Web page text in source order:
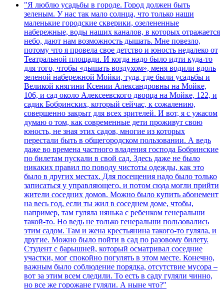
"Я люблю усадьбы в городе. Город должен быть
зеленым. У нас так мало солнца, что только наши
маленькие городские скверики, озелененные
набережные, воды наших каналов, в которых отражается
небо, дают нам возможность дышать. Мне повезло,
потому что я провела свое детство и юность недалеко от
Театральной площади. И когда надо было идти куда-то
для того, чтобы «дышать воздухом», меня водили вдоль
зеленой набережной Мойки, туда, где были усадьбы и
Великой княгини Ксении Александровны на Мойке,
106, и сад около Алексеевского дворца на Мойке, 122, и
садик Бобринских, который сейчас, к сожалению,
совершенно закрыт для всех зрителей. И вот, я с ужасом
думаю о том, как современные дети проживут свою
юность, не зная этих садов, многие из которых
перестали быть в общегородском пользовании. А ведь
даже во времена частного владения господа Бобринские
по билетам пускали в свой сад. Здесь даже не было
никаких правил по поводу чистоты одежды, как это
было в других местах. Для посещения надо было только
записаться у управляющего, и потом сюда могли прийти
жители соседних домов. Можно было купить абонемент
на весь год, если ты жил в соседнем доме, чтобы,
например, там гуляла нянька с ребенком генеральши
такой-то. Но ведь не только генеральши пользовались
этим садом. Там и жена крестьянина такого-то гуляла, и
другие. Можно было пойти в сад по разовому билету.
Студент с барышней, который осматривал соседние
участки, мог спокойно погулять в этом месте. Конечно,
важным было соблюдение порядка, отсутствие мусора –
вот за этим всем следили. То есть в саду гуляли чинно,
но все же горожане гуляли. А ныне что?"